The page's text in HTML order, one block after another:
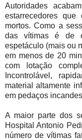
Autoridades
estarrecedores
mortos. Como a
das vítimas é de
espetáculo (mais ou
em menos de 20
com lotação
Incontrolável,
material altamente
em pedaços
A maior parte dos
Hospital Antonio
número de vítimas